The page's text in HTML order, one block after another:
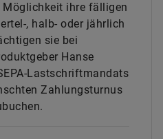
Möglichkeit ihre fälligen
, halb- oder jährlich
sie bei
Hanse
Lastschriftmandats
Zahlungsturnus